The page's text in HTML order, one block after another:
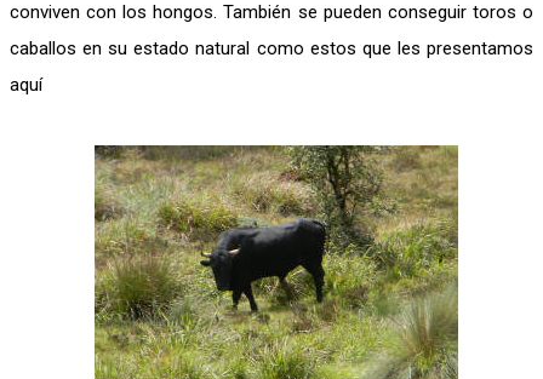
conviven con los hongos. También se pueden conseguir toros o
caballos en su estado natural como estos que les presentamos
aquí